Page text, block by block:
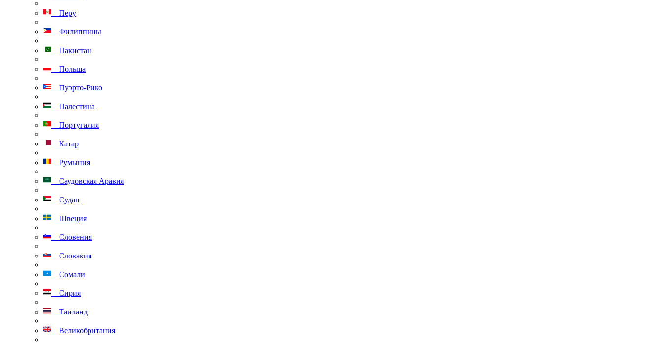
Перу
Филиппины
Пакистан
Польша
Пуэрто-Рико
Палестина
Португалия
Катар
Румыния
Саудовская Аравия
Судан
Швеция
Словения
Словакия
Сомали
Сирия
Таиланд
Великобритания